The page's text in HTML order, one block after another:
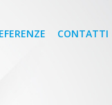
CONTATTI